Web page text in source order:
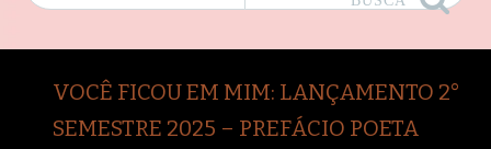
VOCÊ FICOU EM MIM: LANÇAMENTO 2°
SEMESTRE 2025 – PREFÁCIO POETA